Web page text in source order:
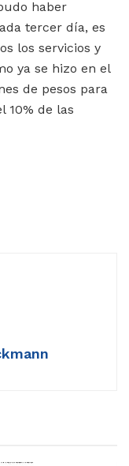
haber
tercer día, es
los servicios y
ya se hizo en el
de pesos para
10% de las